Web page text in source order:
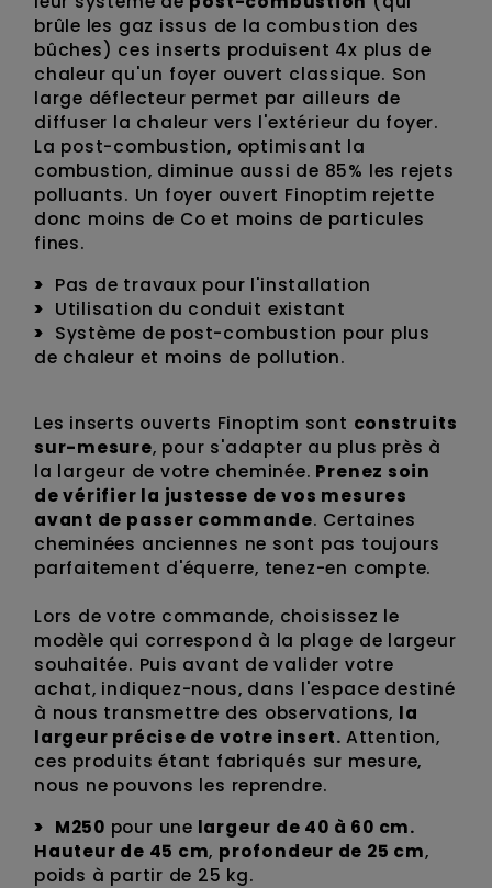
brûle les gaz issus de la combustion des
bûches) ces inserts produisent 4x plus de
chaleur qu'un foyer ouvert classique. Son
large déflecteur permet par ailleurs de
diffuser la chaleur vers l'extérieur du foyer.
La post-combustion, optimisant la
combustion, diminue aussi de 85% les rejets
polluants. Un foyer ouvert Finoptim rejette
donc moins de Co et moins de particules
fines.
Pas de travaux pour l'installation
Utilisation du conduit existant
Système de post-combustion pour plus
de chaleur et moins de pollution.
Les inserts ouverts Finoptim sont construits
sur-mesure, pour s'adapter au plus près à
la largeur de votre cheminée. Prenez soin
de vérifier la justesse de vos mesures
avant de passer commande. Certaines
cheminées anciennes ne sont pas toujours
parfaitement d'équerre, tenez-en compte.
Lors de votre commande, choisissez le
modèle qui correspond à la plage de largeur
souhaitée. Puis avant de valider votre
achat, indiquez-nous, dans l'espace destiné
à nous transmettre des observations, la
largeur précise de votre insert. Attention,
ces produits étant fabriqués sur mesure,
nous ne pouvons les reprendre.
M250 pour une largeur de 40 à 60 cm.
Hauteur de 45 cm, profondeur de 25 cm,
poids à partir de 25 kg.